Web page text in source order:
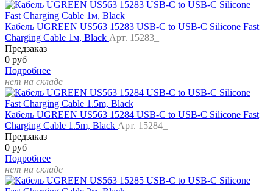
Кабель UGREEN US563 15283 USB-C to USB-C Silicone Fast
Charging Cable 1м, Black Арт. 15283_
Предзаказ
0 руб
Подробнее
нет на складе
Кабель UGREEN US563 15284 USB-C to USB-C Silicone Fast
Charging Cable 1.5m, Black Арт. 15284_
Предзаказ
0 руб
Подробнее
нет на складе